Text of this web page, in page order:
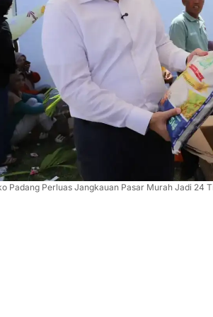
Padang Perluas Jangkauan Pasar Murah Jadi 24